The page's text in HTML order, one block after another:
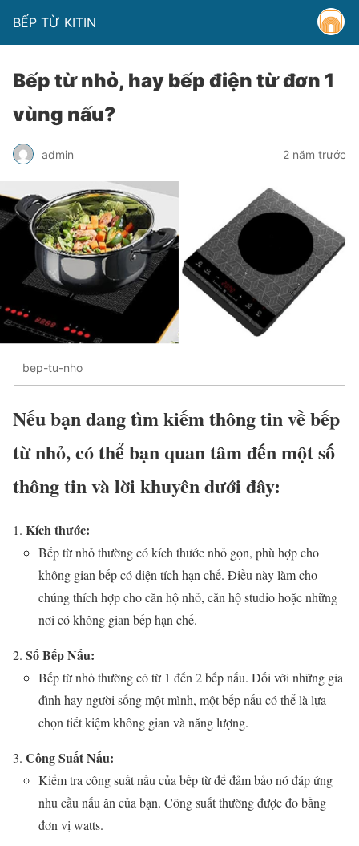
BẾP TỪ KITIN
Bếp từ nhỏ, hay bếp điện từ đơn 1
vùng nấu?
admin 2 năm trước
bep-tu-nho
Nếu bạn đang tìm kiếm thông tin về bếp
từ nhỏ, có thể bạn quan tâm đến một số
thông tin và lời khuyên dưới đây:
Kích thước:
Bếp từ nhỏ thường có kích thước nhỏ gọn, phù hợp cho
không gian bếp có diện tích hạn chế. Điều này làm cho
chúng thích hợp cho căn hộ nhỏ, căn hộ studio hoặc những
nơi có không gian bếp hạn chế.
Số Bếp Nấu:
Bếp từ nhỏ thường có từ 1 đến 2 bếp nấu. Đối với những gia
đình hay người sống một mình, một bếp nấu có thể là lựa
chọn tiết kiệm không gian và năng lượng.
Công Suất Nấu:
Kiểm tra công suất nấu của bếp từ để đảm bảo nó đáp ứng
nhu cầu nấu ăn của bạn. Công suất thường được đo bằng
đơn vị watts.